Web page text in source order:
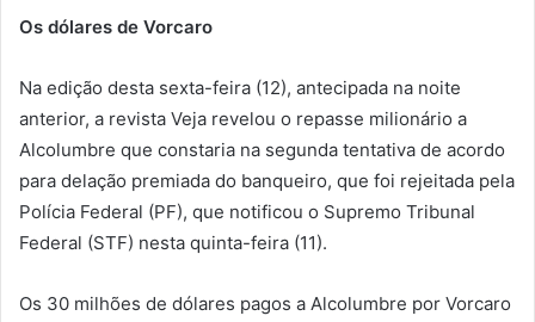
Os dólares de Vorcaro
Na edição desta sexta-feira (12), antecipada na noite
anterior, a revista Veja revelou o repasse milionário a
Alcolumbre que constaria na segunda tentativa de acordo
para delação premiada do banqueiro, que foi rejeitada pela
Polícia Federal (PF), que notificou o Supremo Tribunal
Federal (STF) nesta quinta-feira (11).
Os 30 milhões de dólares pagos a Alcolumbre por Vorcaro